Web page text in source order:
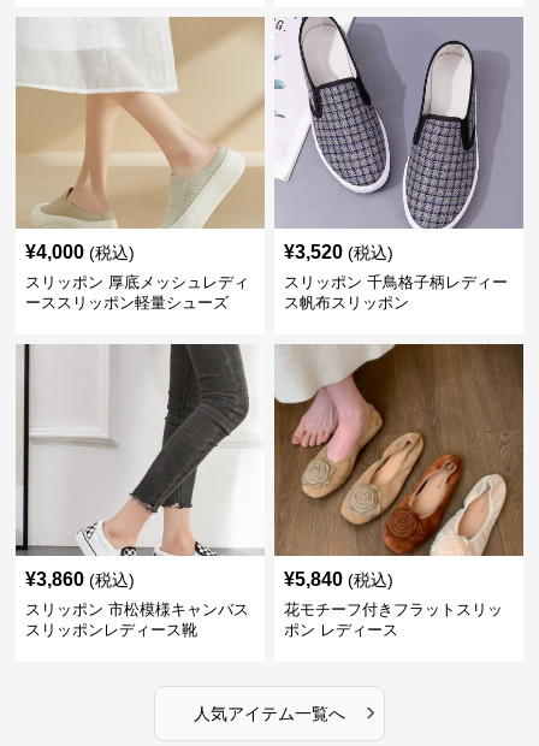
¥4,000 (税込)
スリッポン 厚底メッシュレディ
ーススリッポン軽量シューズ
¥3,520 (税込)
スリッポン 千鳥格子柄レディー
ス帆布スリッポン
¥3,860 (税込)
スリッポン 市松模様キャンバス
スリッポンレディース靴
¥5,840 (税込)
花モチーフ付きフラットスリッ
ポン レディース
人気アイテム一覧へ ›